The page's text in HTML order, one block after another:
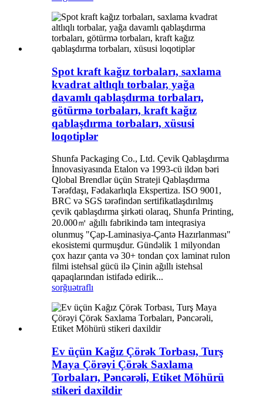
Spot kraft kağız torbaları, saxlama
kvadrat altlıqlı torbalar, yağa
davamlı qablaşdırma torbaları,
götürmə torbaları, kraft kağız
qablaşdırma torbaları, xüsusi
loqotiplər
Shunfa Packaging Co., Ltd. Çevik Qablaşdırma
İnnovasiyasında Etalon və 1993-cü ildən bəri
Qlobal Brendlər üçün Strateji Qablaşdırma
Tərəfdaşı, Fədakarlıqla Ekspertiza. ISO 9001,
BRC və SGS tərəfindən sertifikatlaşdırılmış
çevik qablaşdırma şirkəti olaraq, Shunfa Printing,
20.000㎡ ağıllı fabrikində tam inteqrasiya
olunmuş "Çap-Laminasiya-Çantə Hazırlanması"
ekosistemi qurmuşdur. Gündəlik 1 milyondan
çox hazır çanta və 30+ tondan çox laminat rulon
filmi istehsal gücü ilə Çinin ağıllı istehsal
qapaqlarından istifadə edirik...
sorğuətraflı
Ev üçün Kağız Çörək Torbası, Turş
Maya Çörəyi Çörək Saxlama
Torbaları, Pəncərəli, Etiket Möhürü
stikeri daxildir